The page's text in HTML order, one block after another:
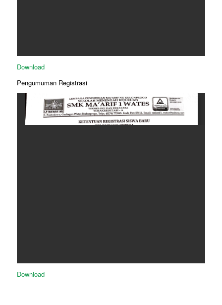
Download
Pengumuman Registrasi
Download